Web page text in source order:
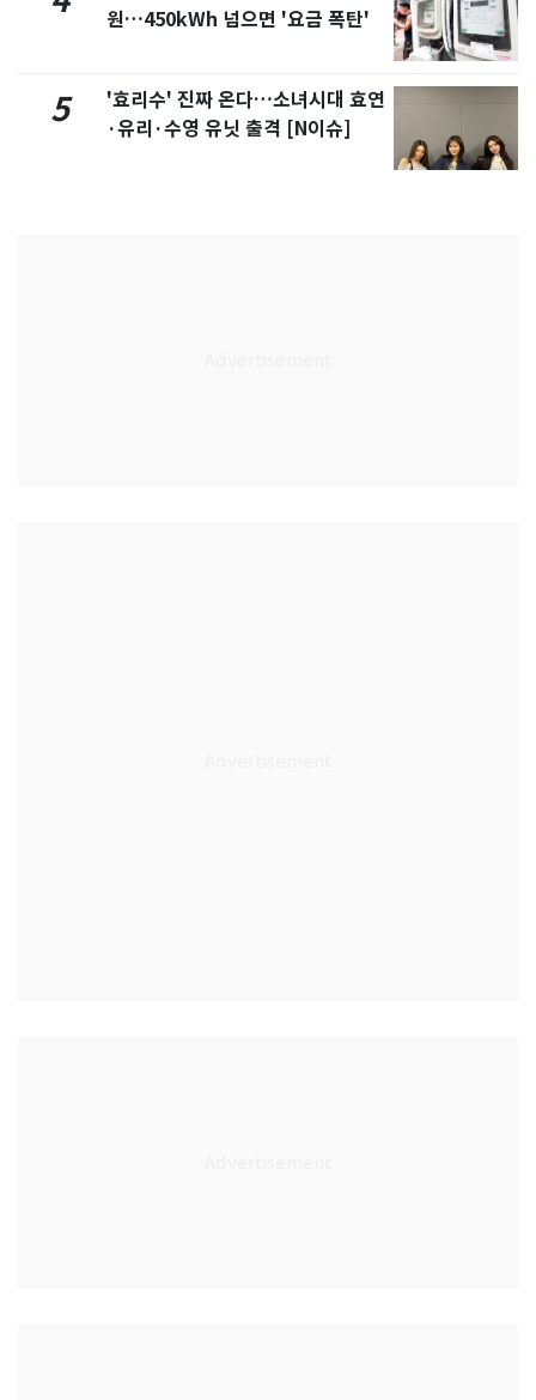
원…450kWh 넘으면 '요금 폭탄'
5
'효리수' 진짜 온다…소녀시대 효연
·유리·수영 유닛 출격 [N이슈]